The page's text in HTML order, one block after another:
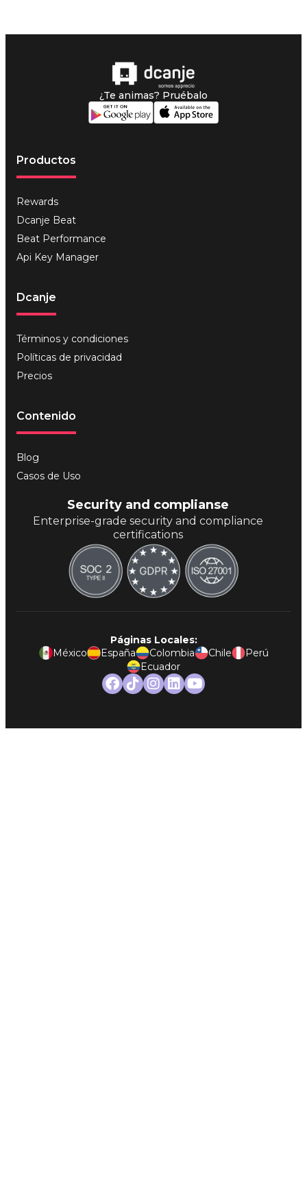
¿Te animas? Pruébalo
Productos
Rewards
Dcanje Beat
Beat Performance
Api Key Manager
Dcanje
Términos y condiciones
Políticas de privacidad
Precios
Contenido
Blog
Casos de Uso
Security and complianse
Enterprise-grade security and compliance
certifications
Páginas Locales:
México
España Colombia Chile
Perú
Ecuador